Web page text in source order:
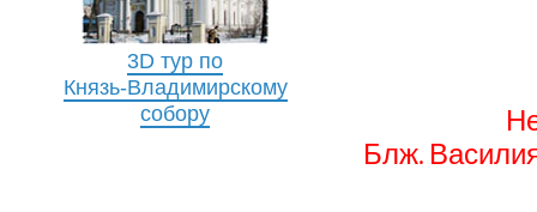
3D тур по
Князь-Владимирскому
собору
Блж.